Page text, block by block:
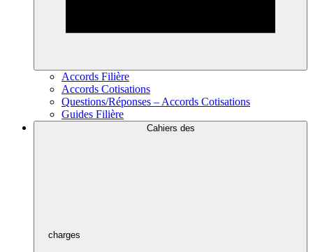
Accords Filière
Accords Cotisations
Questions/Réponses – Accords Cotisations
Guides Filière
Cahiers des
charges